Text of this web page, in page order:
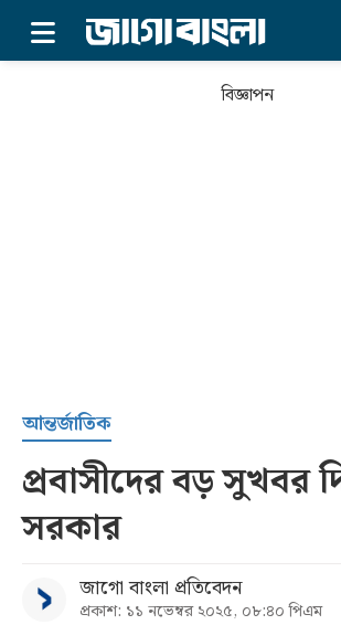
সর্বশেষ
বিভাগ
বিজ্ঞাপন
আন্তর্জাতিক
প্রবাসীদের বড় সুখবর
সরকার
জাগো বাংলা প্রতিবেদন
প্রকাশ: ১১ নভেম্বর ২০২৫, ০৮:৪০ পিএম